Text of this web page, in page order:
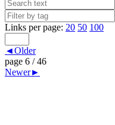
Links per page: 20 50 100
◄Older
page 6 / 46
Newer►